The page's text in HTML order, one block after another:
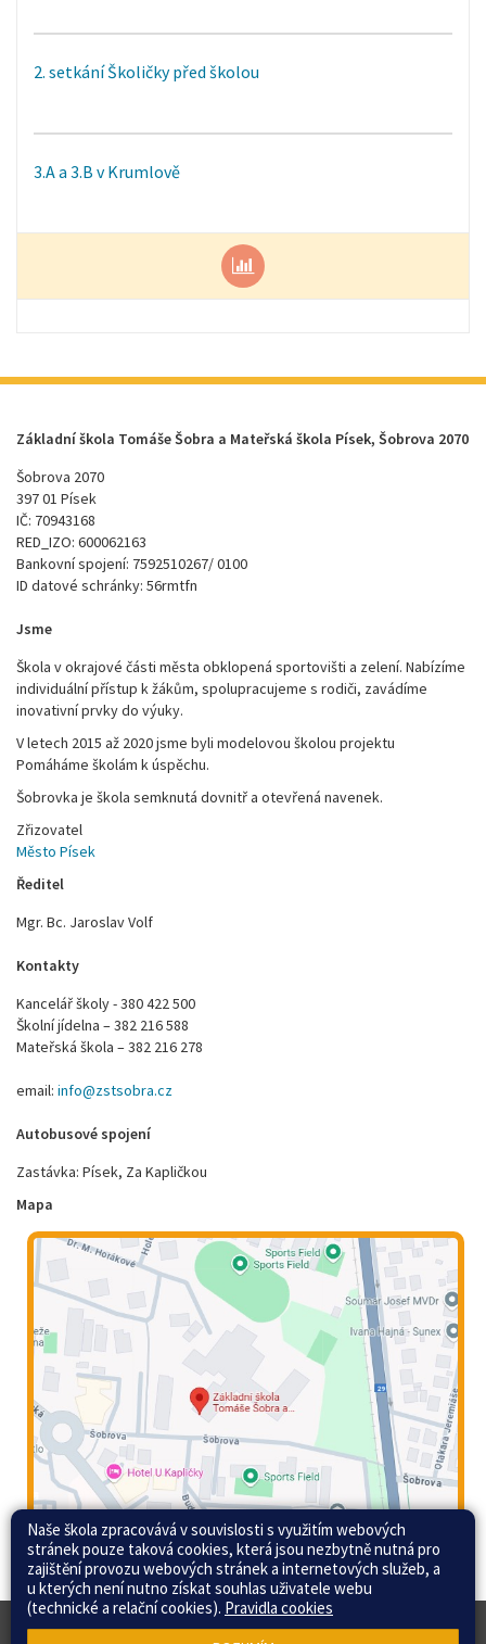
2. setkání Školičky před školou
3.A a 3.B v Krumlově
Základní škola Tomáše Šobra a Mateřská škola Písek, Šobrova 2070
Šobrova 2070
397 01 Písek
IČ: 70943168
RED_IZO: 600062163
Bankovní spojení: 7592510267/ 0100
ID datové schránky: 56rmtfn
Jsme
Škola v okrajové části města obklopená sportovišti a zelení. Nabízíme
individuální přístup k žákům, spolupracujeme s rodiči, zavádíme
inovativní prvky do výuky.
V letech 2015 až 2020 jsme byli modelovou školou projektu
Pomáháme školám k úspěchu.
Šobrovka je škola semknutá dovnitř a otevřená navenek.
Zřizovatel
Město Písek
Ředitel
Mgr. Bc. Jaroslav Volf
Kontakty
Kancelář školy - 380 422 500
Školní jídelna – 382 216 588
Mateřská škola – 382 216 278
email: info@zstsobra.cz
Autobusové spojení
Zastávka: Písek, Za Kapličkou
Mapa
© 2015 - 2026 Základní škola Tomáše Šobra a
Web školy
Naše škola zpracovává v souvislosti s využitím webových
stránek pouze taková cookies, která jsou nezbytně nutná pro
zajištění provozu webových stránek a internetových služeb, a
u kterých není nutno získat souhlas uživatele webu
(technické a relační cookies). Pravidla cookies